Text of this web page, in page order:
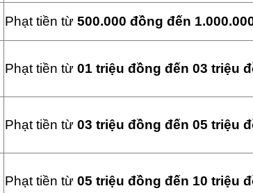
Phạt tiền từ500.000 đồng đến
Phạt tiền từ01 triệu đồng đến 03 triệu
Phạt tiền từ03 triệu đồng đến 05 triệu
Phạt tiền từ05 triệu đồng đến 10 triệu